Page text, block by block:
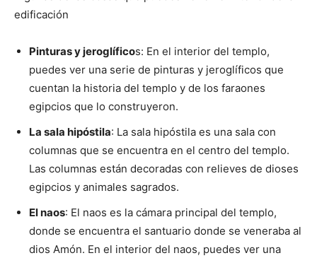
edificación
Pinturas y jeroglíficos: En el interior del templo,
puedes ver una serie de pinturas y jeroglíficos que
cuentan la historia del templo y de los faraones
egipcios que lo construyeron.
La sala hipóstila: La sala hipóstila es una sala con
columnas que se encuentra en el centro del templo.
Las columnas están decoradas con relieves de dioses
egipcios y animales sagrados.
El naos: El naos es la cámara principal del templo,
donde se encuentra el santuario donde se veneraba al
dios Amón. En el interior del naos, puedes ver una